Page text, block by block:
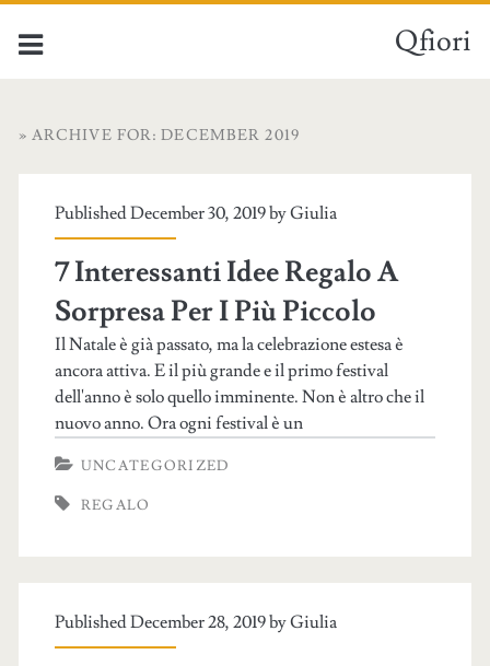
Qfiori
» ARCHIVE FOR: DECEMBER 2019
Published December 30, 2019 byGiulia
7 Interessanti Idee Regalo A
Sorpresa Per I Più Piccolo
Il Natale è già passato, ma la celebrazione estesa è
ancora attiva. E il più grande e il primo festival
dell'anno è solo quello imminente. Non è altro che il
nuovo anno. Ora ogni festival è un
UNCATEGORIZED
REGALO
Published December 28, 2019 byGiulia